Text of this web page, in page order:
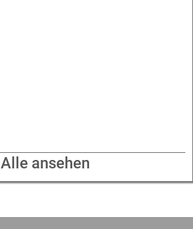
Alle ansehen